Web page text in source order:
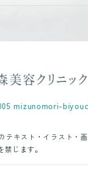
mizunomori-
テキスト・イラスト・画
じます。